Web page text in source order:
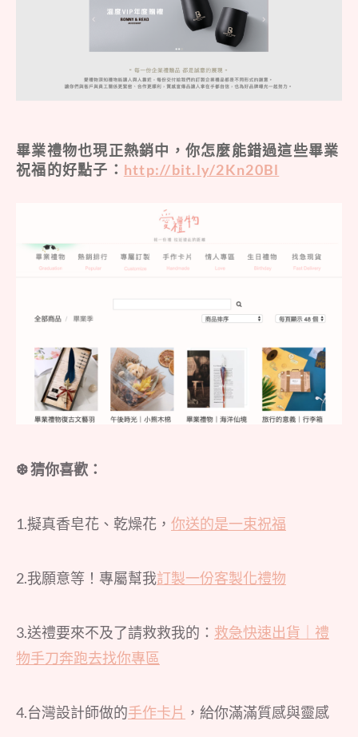
畢業禮物也現正熱銷中，你怎麼能錯過這些畢業
祝福的好點子： http://bit.ly/2Kn20Bl
❆ 猜你喜歡：
1.擬真香皂花、乾燥花， 你送的是一束祝福
2.我願意等！專屬幫我訂製一份客製化禮物
3.送禮要來不及了請救救我的： 救急快速出貨｜禮
物手刀奔跑去找你專區
4.台灣設計師做的手作卡片 ，給你滿滿質感與靈感